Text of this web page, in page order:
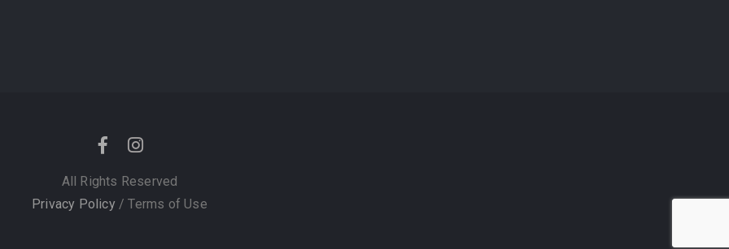
All Rights Reserved
Privacy Policy / Terms of Use